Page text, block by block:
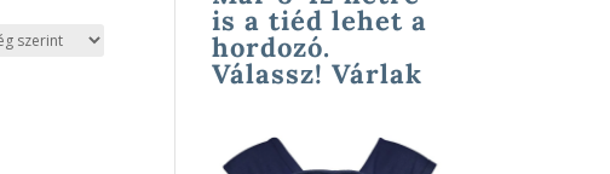
is a tiéd lehet a
hordozó.
Válassz! Várlak